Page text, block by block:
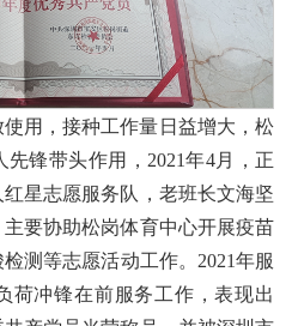
用，接种工作量日益增大，松
锋带头作用，2021年4月，正
星志愿服务队，老班长文海坚
要协助松岗体育中心开展疫苗
测等志愿活动工作。2021年服
荷冲锋在前服务工作，表现出